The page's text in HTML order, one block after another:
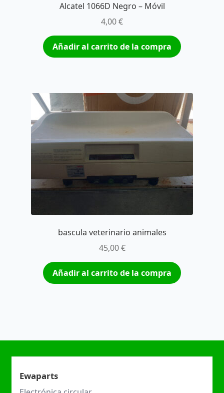
Alcatel 1066D Negro – Móvil
4,00€
Añadir al carrito de la compra
bascula veterinario animales
45,00€
Añadir al carrito de la compra
Ewaparts